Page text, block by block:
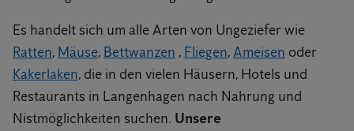
Es handelt sich um alle Arten von Ungeziefer wie
Ratten, Mäuse, Bettwanzen , Fliegen,Ameisen oder
Kakerlaken, die in den vielen Häusern, Hotels und
Restaurants in Langenhagen nach Nahrung und
Nistmöglichkeiten suchen. Unsere